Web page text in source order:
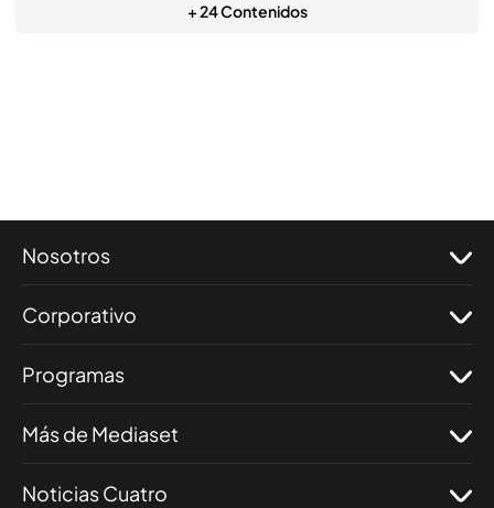
+ 24 Contenidos
Nosotros
Corporativo
Programas
Más de Mediaset
Noticias Cuatro